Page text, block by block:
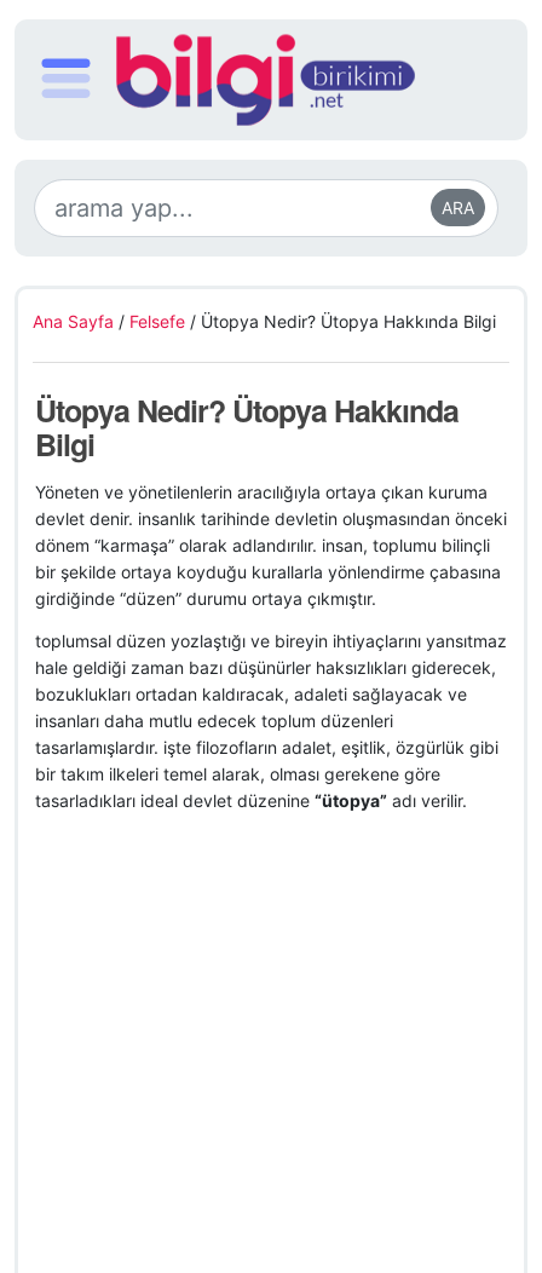
ARA
Ana Sayfa / Felsefe / Ütopya Nedir? Ütopya Hakkında Bilgi
Ütopya Nedir? Ütopya Hakkında
Bilgi
Yöneten ve yönetilenlerin aracılığıyla ortaya çıkan kuruma
devlet denir. insanlık tarihinde devletin oluşmasından önceki
dönem “karmaşa” olarak adlandırılır. insan, toplumu bilinçli
bir şekilde ortaya koyduğu kurallarla yönlendirme çabasına
girdiğinde “düzen” durumu ortaya çıkmıştır.
toplumsal düzen yozlaştığı ve bireyin ihtiyaçlarını yansıtmaz
hale geldiği zaman bazı düşünürler haksızlıkları giderecek,
bozuklukları ortadan kaldıracak, adaleti sağlayacak ve
insanları daha mutlu edecek toplum düzenleri
tasarlamışlardır. işte filozofların adalet, eşitlik, özgürlük gibi
bir takım ilkeleri temel alarak, olması gerekene göre
tasarladıkları ideal devlet düzenine “ütopya” adı verilir.